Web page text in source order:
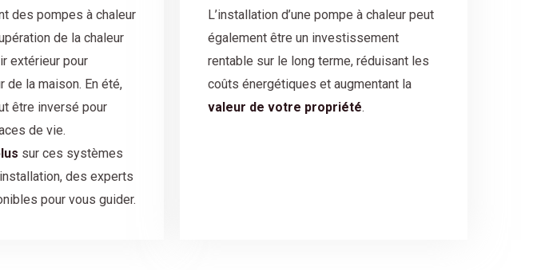
des pompes à chaleur
de la chaleur
extérieur pour
de la maison. En été,
être inversé pour
de vie.
sur ces systèmes
des experts
pour vous guider.
L’installation d’une pompe à chaleur peut
également être un investissement
rentable sur le long terme, réduisant les
coûts énergétiques et augmentant la
valeur de votre propriété.